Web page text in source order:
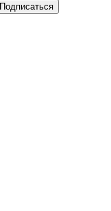
Подписаться